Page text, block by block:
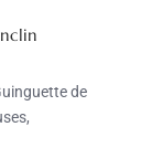
de